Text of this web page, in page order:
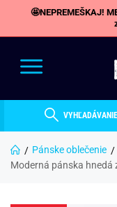
🤩NEPREMEŠKAJ!
VYHĽADÁVANIE
Pánske oblečenie
Moderná pánska hnedá